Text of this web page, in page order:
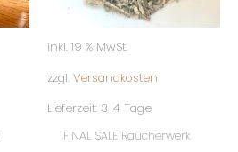
inkl. 19 % MwSt.
zzgl. Versandkosten
Lieferzeit: 3-4 Tage
FINAL SALE Räucherwerk